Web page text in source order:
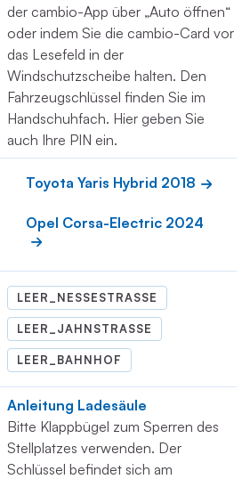
der cambio-App über „Auto öffnen“
oder indem Sie die cambio-Card vor
das Lesefeld in der
Windschutzscheibe halten. Den
Fahrzeugschlüssel finden Sie im
Handschuhfach. Hier geben Sie
auch Ihre PIN ein.
Toyota Yaris Hybrid 2018
Opel Corsa-Electric 2024
LEER_NESSESTRASSE
LEER_JAHNSTRASSE
LEER_BAHNHOF
Anleitung Ladesäule
Bitte Klappbügel zum Sperren des
Stellplatzes verwenden. Der
Schlüssel befindet sich am